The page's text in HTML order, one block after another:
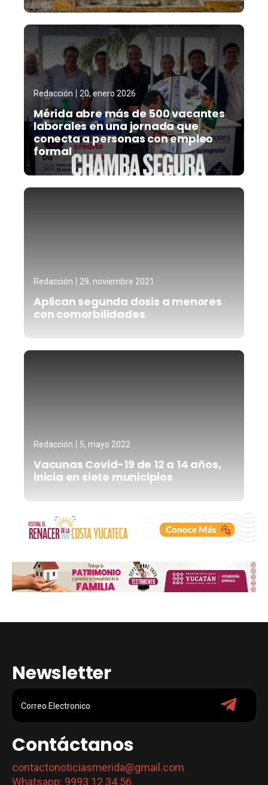
Redacción 20, enero 2026
Mérida abre más de 500 vacantes
laborales en una jornada que
conecta a personas con empleo
formal
Redacción 29, noviembre 2021
Aplican segunda dosis a menores
con comorbilidades
Redacción 5, mayo 2022
Vacunas Covid-19 de 12 a 14 años,
inicia en siete municipios
Newsletter
Contáctanos
contactonoticiasmerida@gmail.com
Whatsapp: 9993 12 34 56